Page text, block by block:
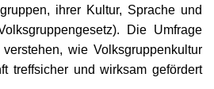
ihrer Kultur, Sprache und
Die Umfrage
wie Volksgruppenkultur
treffsicher und wirksam gefördert